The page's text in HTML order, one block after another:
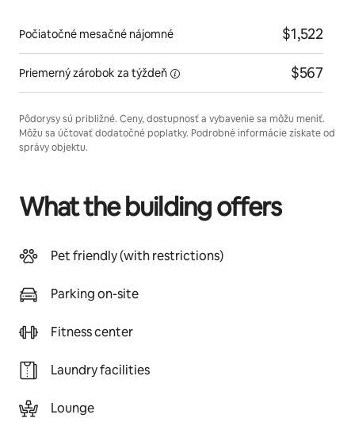
Počiatočné mesačné nájomné $1,522
Priemerný zárobok za týždeň $567
Pôdorysy sú približné. Ceny, dostupnosť a vybavenie sa môžu meniť.
Môžu sa účtovať dodatočné poplatky. Podrobné informácie získate od
správy objektu.
What the building offers
Pet friendly (with restrictions)
Parking on-site
Fitness center
Laundry facilities
Lounge